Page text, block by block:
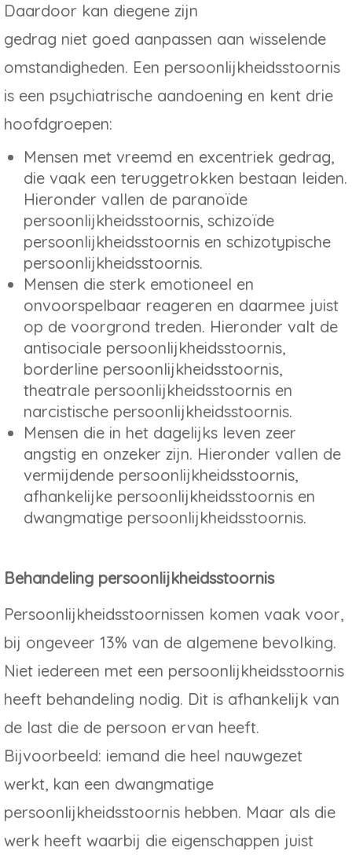
Daardoor kan diegene zijn
gedrag niet goed aanpassen aan wisselende
omstandigheden. Een persoonlijkheidsstoornis
is een psychiatrische aandoening en kent drie
hoofdgroepen:
Mensen met vreemd en excentriek gedrag,
die vaak een teruggetrokken bestaan leiden.
Hieronder vallen de paranoïde
persoonlijkheidsstoornis, schizoïde
persoonlijkheidsstoornis en schizotypische
persoonlijkheidsstoornis.
Mensen die sterk emotioneel en
onvoorspelbaar reageren en daarmee juist
op de voorgrond treden. Hieronder valt de
antisociale persoonlijkheidsstoornis,
borderline persoonlijkheidsstoornis,
theatrale persoonlijkheidsstoornis en
narcistische persoonlijkheidsstoornis.
Mensen die in het dagelijks leven zeer
angstig en onzeker zijn. Hieronder vallen de
vermijdende persoonlijkheidsstoornis,
afhankelijke persoonlijkheidsstoornis en
dwangmatige persoonlijkheidsstoornis.
Behandeling persoonlijkheidsstoornis
Persoonlijkheidsstoornissen komen vaak voor,
bij ongeveer 13% van de algemene bevolking.
Niet iedereen met een persoonlijkheidsstoornis
heeft behandeling nodig. Dit is afhankelijk van
de last die de persoon ervan heeft.
Bijvoorbeeld: iemand die heel nauwgezet
werkt, kan een dwangmatige
persoonlijkheidsstoornis hebben. Maar als die
werk heeft waarbij die eigenschappen juist